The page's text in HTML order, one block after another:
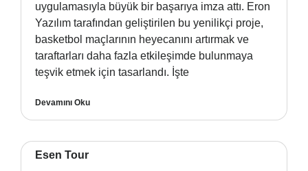
uygulamasıyla büyük bir başarıya imza attı. Eron
Yazılım tarafından geliştirilen bu yenilikçi proje,
basketbol maçlarının heyecanını artırmak ve
taraftarları daha fazla etkileşimde bulunmaya
teşvik etmek için tasarlandı. İşte
Devamını Oku
Esen Tour